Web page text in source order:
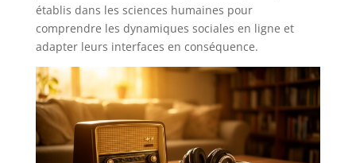
établis dans les sciences humaines pour
comprendre les dynamiques sociales en ligne et
adapter leurs interfaces en conséquence.